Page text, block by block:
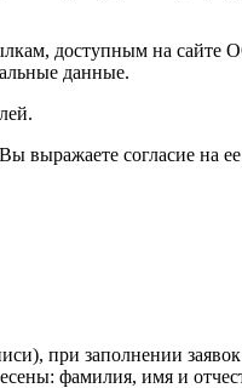
доступным на
данные.
согласие на ее
при заполнении
фамилия, имя и